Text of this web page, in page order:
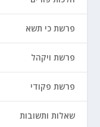
פרשת כי תשא
פרשת ויקהל
פרשת פקודי
שאלות ותשובות